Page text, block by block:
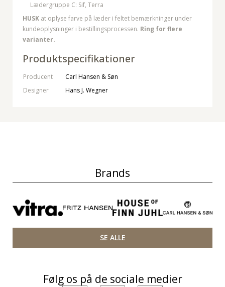
Lædergruppe C: Sif, Terra
HUSK at oplyse farve på læder i feltet bemærkninger under
kundeoplysninger i bestillingsprocessen. Ring for flere
varianter.
Produktspecifikationer
Producent
Carl Hansen & Søn
Designer
Hans J. Wegner
Brands
SE ALLE
Følg os på de sociale medier